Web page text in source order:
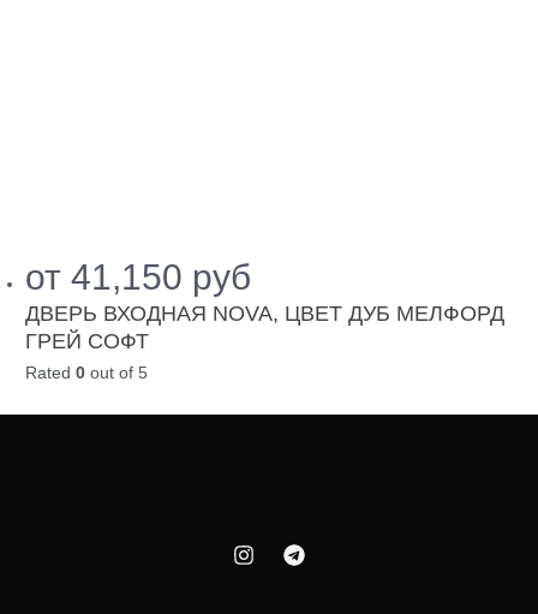
от 41,150 руб
ДВЕРЬ ВХОДНАЯ NOVA, ЦВЕТ ДУБ МЕЛФОРД
ГРЕЙ СОФТ
Rated 0 out of 5